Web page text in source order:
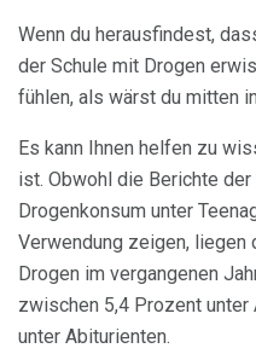
Wenn du herausfindest,
der Schule mit Drogen
fühlen, als wärst du mitten
Es kann Ihnen helfen zu
ist. Obwohl die Berichte
Drogenkonsum unter
Verwendung zeigen, liegen
Drogen im vergangenen
zwischen 5,4 Prozent
unter Abiturienten.